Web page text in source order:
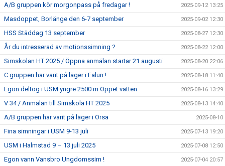
A/B gruppen kör morgonpass på fredagar ! 2025-09-12 13:25
Masdoppet, Borlänge den 6-7 september 2025-09-02 12:30
HSS Städdag 13 september 2025-08-27 12:30
År du intresserad av motionssimning ? 2025-08-22 12:00
Simskolan HT 2025 / Öppna anmälan startar 21 augusti 2025-08-20 22:06
C gruppen har varit på läger i Falun ! 2025-08-18 11:40
Egon deltog i USM yngre 2500 m Öppet vatten 2025-08-16 13:29
V 34 / Anmälan till Simskola HT 2025 2025-08-13 14:40
A/B gruppen har varit på läger i Orsa 2025-08-10
Fina simningar i USM 9-13 juli 2025-07-13 19:20
USM i Halmstad 9 – 13 juli 2025 2025-07-08 12:50
Egon vann Vansbro Ungdomssim ! 2025-07-04 20:57